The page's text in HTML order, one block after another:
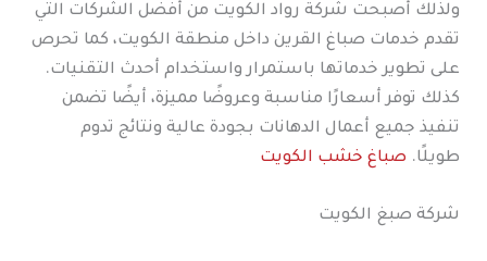
ولذلك أصبحت شركة رواد الكويت من أفضل الشركات التي
تقدم خدمات صباغ القرين داخل منطقة الكويت، كما تحرص
على تطوير خدماتها باستمرار واستخدام أحدث التقنيات.
كذلك توفر أسعارًا مناسبة وعروضًا مميزة، أيضًا تضمن
تنفيذ جميع أعمال الدهانات بجودة عالية ونتائج تدوم
طويلًا. صباغ خشب الكويت
شركة صبغ الكويت